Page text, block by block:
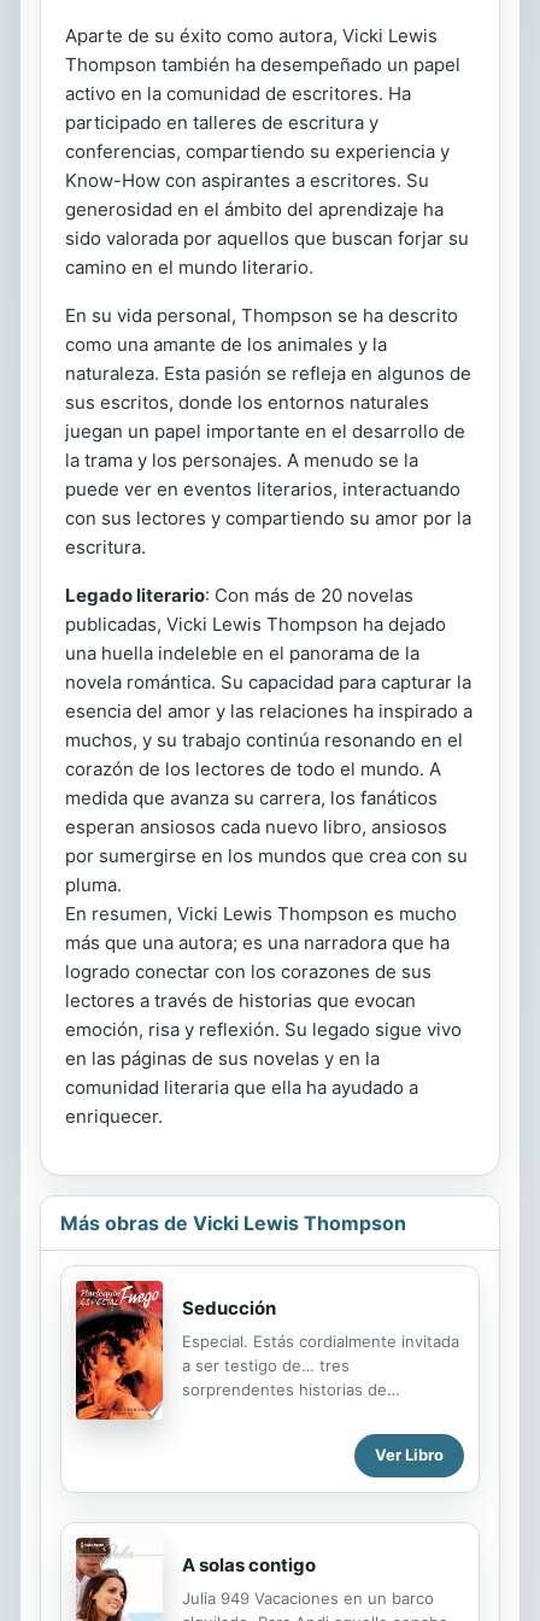
Aparte de su éxito como autora, Vicki Lewis
Thompson también ha desempeñado un papel
activo en la comunidad de escritores. Ha
participado en talleres de escritura y
conferencias, compartiendo su experiencia y
Know-How con aspirantes a escritores. Su
generosidad en el ámbito del aprendizaje ha
sido valorada por aquellos que buscan forjar su
camino en el mundo literario.
En su vida personal, Thompson se ha descrito
como una amante de los animales y la
naturaleza. Esta pasión se refleja en algunos de
sus escritos, donde los entornos naturales
juegan un papel importante en el desarrollo de
la trama y los personajes. A menudo se la
puede ver en eventos literarios, interactuando
con sus lectores y compartiendo su amor por la
escritura.
Legado literario: Con más de 20 novelas
publicadas, Vicki Lewis Thompson ha dejado
una huella indeleble en el panorama de la
novela romántica. Su capacidad para capturar la
esencia del amor y las relaciones ha inspirado a
muchos, y su trabajo continúa resonando en el
corazón de los lectores de todo el mundo. A
medida que avanza su carrera, los fanáticos
esperan ansiosos cada nuevo libro, ansiosos
por sumergirse en los mundos que crea con su
pluma.
En resumen, Vicki Lewis Thompson es mucho
más que una autora; es una narradora que ha
logrado conectar con los corazones de sus
lectores a través de historias que evocan
emoción, risa y reflexión. Su legado sigue vivo
en las páginas de sus novelas y en la
comunidad literaria que ella ha ayudado a
enriquecer.
Más obras de Vicki Lewis Thompson
Seducción
Especial. Estás cordialmente invitada
a ser testigo de… tres
sorprendentes historias de
prohibidos. Vicki Lewis Thompson.
Lindsay Scott se había vuelto
las paredes del apartamento no
estaba haciendo más que empeorar
las cosas… Hasta que descubrió un
Ver Libro
A solas contigo
Julia 949 Vacaciones en un barco